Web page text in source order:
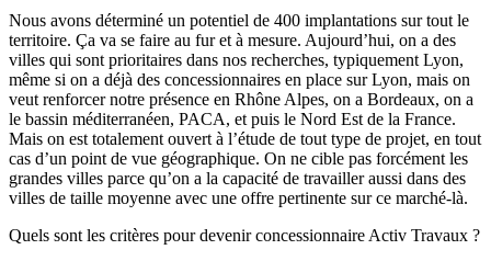
Nous avons déterminé un potentiel de 400 implantations sur tout le
territoire. Ça va se faire au fur et à mesure. Aujourd’hui, on a des
villes qui sont prioritaires dans nos recherches, typiquement Lyon,
même si on a déjà des concessionnaires en place sur Lyon, mais on
veut renforcer notre présence en Rhône Alpes, on a Bordeaux, on a
le bassin méditerranéen, PACA, et puis le Nord Est de la France.
Mais on est totalement ouvert à l’étude de tout type de projet, en tout
cas d’un point de vue géographique. On ne cible pas forcément les
grandes villes parce qu’on a la capacité de travailler aussi dans des
villes de taille moyenne avec une offre pertinente sur ce marché-là.
Quels sont les critères pour devenir concessionnaire Activ Travaux ?